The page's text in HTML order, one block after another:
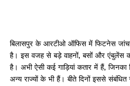
बिलासपुर के आरटीओ ऑफिस में फिटनेस
है। इस वजह से बड़े वाहनों, बसों और एंबुलेंस
है। अभी ऐसी कई गाड़ियां कतार में हैं,
अन्य राज्यों के भी हैं। बीते दिनों इससे संबंधित